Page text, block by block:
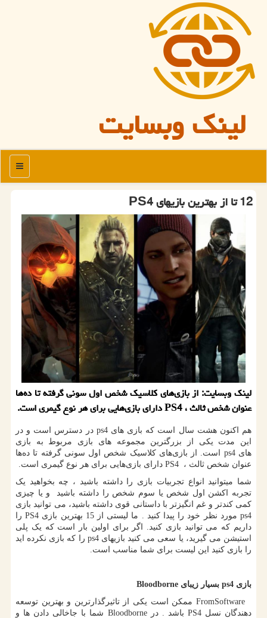
لینک وبسایت
منو
12 تا از بهترین بازیهای PS4
لینک وبسایت: از بازی‌های کلاسیک شخص اول سونی گرفته تا ده‌ها
عنوان شخص ثالث ، PS4 دارای بازی‌هایی برای هر نوع گیمری است.
هم اکنون هشت سال است که بازی هایps4 در دسترس است و در
این مدت یکی از بزرگترین مجموعه های بازی مربوط به بازی
های ps4
است. از بازی‌های کلاسیک شخص اول سونی گرفته تا ده‌ها
عنوان شخص ثالث ، PS4 دارای بازی‌هایی برای هر نوع گیمری است.
شما میتوانید انواع تجربیات بازی را داشته باشید ، چه بخواهید یک
تجربه اکشن اول شخص یا سوم شخص را داشته باشید و یا چیزی
کمی کندتر و غم انگیزتر با داستانی قوی داشته باشید، می توانید بازی
ps4مورد نظر خود را پیدا کنید . ما لیستی از 15 بهترین بازی PS4 را
داریم که می توانید بازی کنید. اگر برای اولین بار است که یک پلی
استیشن می گیرید، یا سعی می کنید بازیهایps4 را که بازی نکرده اید
را بازی کنید این لیست برای شما مناسب است.
بازی ps4 بسیار زیبای Bloodborne
FromSoftware ممکن است یکی از تاثیرگذارترین و بهترین توسعه
دهندگان نسل PS4 باشد . در Bloodborne شما با جاخالی دادن ها و